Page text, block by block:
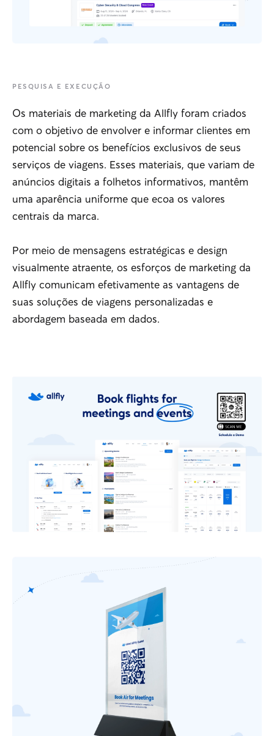
PESQUISA E EXECUÇÃO
Os materiais de marketing da Allfly foram criados
com o objetivo de envolver e informar clientes em
potencial sobre os benefícios exclusivos de seus
serviços de viagens. Esses materiais, que variam de
anúncios digitais a folhetos informativos, mantêm
uma aparência uniforme que ecoa os valores
centrais da marca.
Por meio de mensagens estratégicas e design
visualmente atraente, os esforços de marketing da
Allfly comunicam efetivamente as vantagens de
suas soluções de viagens personalizadas e
abordagem baseada em dados.